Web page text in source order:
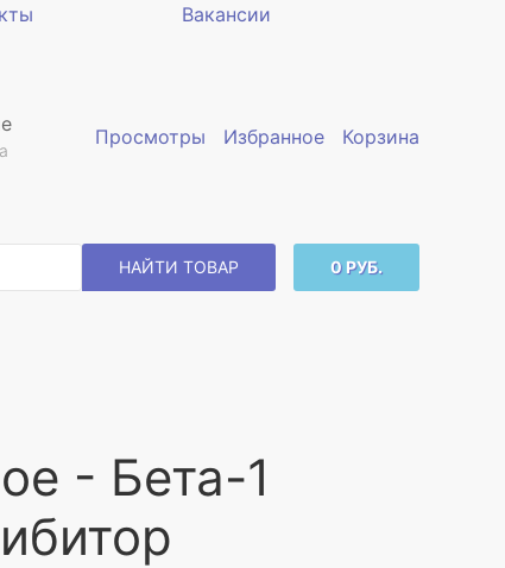
Вакансии
Просмотры Избранное Корзина
НАЙТИ ТОВАР 0 РУБ.
- Бета-1